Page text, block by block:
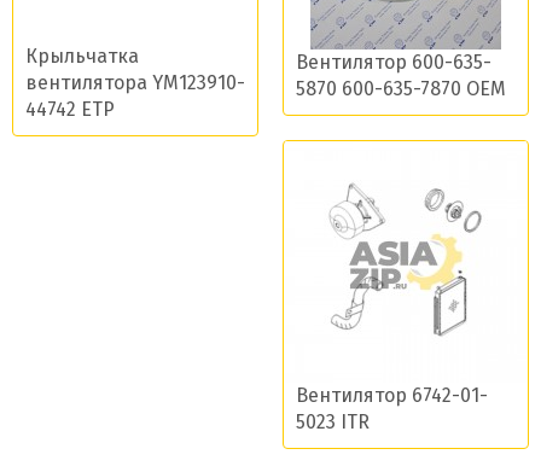
Крыльчатка
вентилятора YM123910-
44742 ETP
Вентилятор 600-635-
5870 600-635-7870 OEM
Вентилятор 6742-01-
5023 ITR